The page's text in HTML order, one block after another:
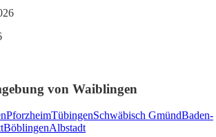
von Waiblingen
PforzheimTübingenSchwäbisch GmündBaden-
BöblingenAlbstadt